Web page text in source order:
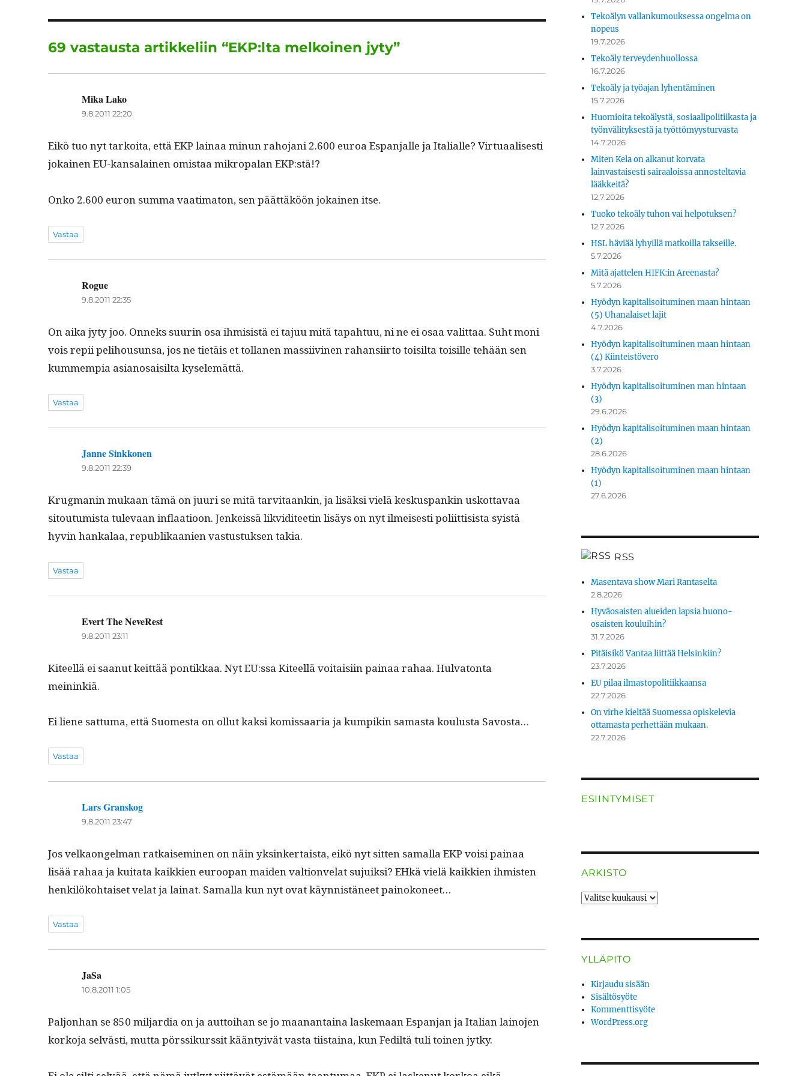
b
o
k
r
d
n
A
p
r
a
m
69 vastausta artikkeliin “EKP:lta melkoinen jyty”
Mika Lako
9.8.2011 22:20
Eikö tuo nyt tarkoi­ta, että EKP lainaa min­un raho­jani 2.600 euroa Espan­jalle ja Ital­ialle? Vir­tu­aalis­es­ti
jokainen EU-kansalainen omis­taa mikropalan EKP:stä!?
Onko 2.600 euron sum­ma vaa­ti­ma­ton, sen päät­täköön jokainen itse.
Vastaa
Rogue
9.8.2011 22:35
On aika jyty joo. Onneks suurin osa ihmi­sistä ei tajuu mitä tapah­tuu, ni ne ei osaa valit­taa. Suht moni
vois repii peli­housun­sa, jos ne tietäis et tol­la­nen mas­si­ivi­nen rahan­si­ir­to toisil­ta toisille tehään sen
kum­mem­pia asiano­saisil­ta kyselemättä.
Vastaa
Janne Sinkkonen
9.8.2011 22:39
Krug­manin mukaan tämä on juuri se mitä tarvi­taankin, ja lisäk­si vielä keskus­pankin uskot­tavaa
sitou­tu­mista tule­vaan inflaa­tioon. Jenkeis­sä lik­vidi­teetin lisäys on nyt ilmeis­es­ti poli­it­ti­sista syistä
hyvin han­kalaa, repub­likaanien vas­tus­tuk­sen takia.
Vastaa
Evert The NeveRestsanoo:
9.8.2011 23:11
Kiteel­lä ei saanut keit­tää pon­tikkaa. Nyt EU:ssa Kiteel­lä voitaisi­in painaa rahaa. Hul­va­ton­ta
meininkiä.
Ei liene sat­tuma, että Suomes­ta on ollut kak­si komis­saaria ja kumpikin samas­ta koulus­ta Savosta…
Vastaa
Lars Granskog
9.8.2011 23:47
Jos velka­on­gel­man ratkaisem­i­nen on näin yksinker­taista, eikö nyt sit­ten samal­la EKP voisi painaa
lisää rahaa ja kui­tata kaikkien euroopan maid­en val­tion­ve­lat sujuik­si? EHkä vielä kaikkien ihmis­ten
henkilöko­htaiset velat ja lainat. Samal­la kun nyt ovat käyn­nistäneet painokoneet…
Vastaa
JaSa
10.8.2011 1:05
Paljon­han se 850 mil­jar­dia on ja aut­toi­han se jo maanan­taina laske­maan Espan­jan ja Ital­ian lain­o­jen
korko­ja selvästi, mut­ta pörssikurssit kään­tyivät vas­ta tiis­taina, kun Fediltä tuli toinen jytky.
Tekoälyn vallankumouksessa ongelma on
nopeus
19.7.2026
Tekoäly terveydenhuollossa
16.7.2026
Tekoäly ja työajan lyhentäminen
15.7.2026
Huomioita tekoälystä, sosiaalipolitiikasta ja
työnvälityksestä ja työttömyysturvasta
14.7.2026
Miten Kela on alkanut korvata
lainvastaisesti sairaaloissa annosteltavia
lääkkeitä?
12.7.2026
Tuoko tekoäly tuhon vai helpotuksen?
12.7.2026
HSL häviää lyhyillä matkoilla takseille.
5.7.2026
Mitä ajattelen HIFK:in Areenasta?
5.7.2026
Hyödyn kapitalisoituminen maan hintaan
(5) Uhanalaiset lajit
4.7.2026
Hyödyn kapitalisoituminen maan hintaan
(4) Kiinteistövero
3.7.2026
Hyödyn kapitalisoituminen man hintaan
(3)
29.6.2026
Hyödyn kapitalisoituminen maan hintaan
(2)
28.6.2026
Hyödyn kapitalisoituminen maan hintaan
(1)
27.6.2026
RSS
Masentava show Mari Rantaselta
2.8.2026
Hyväosaisten alueiden lapsia huono-
osaisten kouluihin?
31.7.2026
Pitäisikö Vantaa liittää Helsinkiin?
23.7.2026
EU pilaa ilmastopolitiikkaansa
22.7.2026
On virhe kieltää Suomessa opiskelevia
ottamasta perhettään mukaan.
22.7.2026
ESIINTYMISET
ARKISTO
ARKISTO
YLLÄPITO
Kirjaudu sisään
Sisältösyöte
Kommenttisyöte
WordPress.org